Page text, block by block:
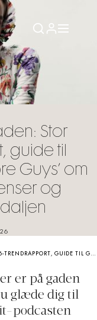
Stor
guide til
Guys’ om
og
GUYS’ OM GENNEMBRUD, GRÆNSER OG BAGSIDEN AF MEDALJEN
er på gaden
glæde dig til
podcasten